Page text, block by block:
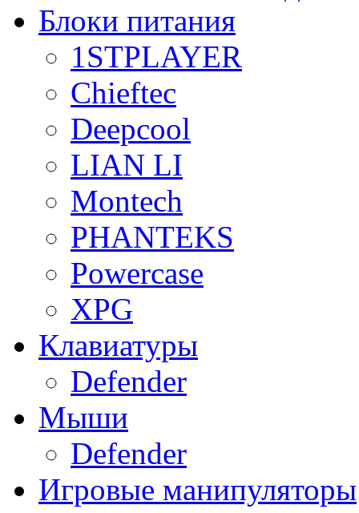
Блоки питания
1STPLAYER
Chieftec
Deepcool
LIAN LI
Montech
PHANTEKS
Powercase
XPG
Клавиатуры
Defender
Мыши
Defender
Игровые манипуляторы